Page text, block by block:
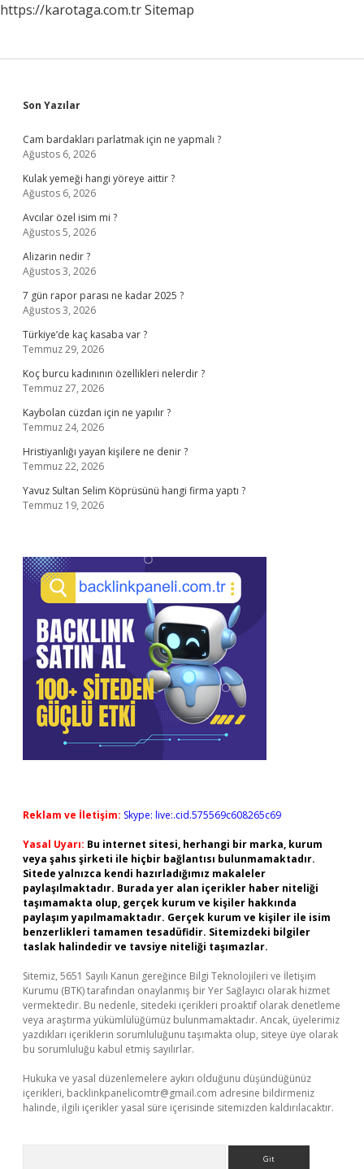
https://karotaga.com.trSitemap
Sidebar
Son Yazılar
Cam bardakları parlatmak için ne yapmalı ?
Ağustos 6, 2026
Kulak yemeği hangi yöreye aittir ?
Ağustos 6, 2026
Avcılar özel isim mi ?
Ağustos 5, 2026
Alizarin nedir ?
Ağustos 3, 2026
7 gün rapor parası ne kadar 2025 ?
Ağustos 3, 2026
Türkiye’de kaç kasaba var ?
Temmuz 29, 2026
Koç burcu kadınının özellikleri nelerdir ?
Temmuz 27, 2026
Kaybolan cüzdan için ne yapılır ?
Temmuz 24, 2026
Hristiyanlığı yayan kişilere ne denir ?
Temmuz 22, 2026
Yavuz Sultan Selim Köprüsünü hangi firma yaptı ?
Temmuz 19, 2026
Reklam ve İletişim: Skype: live:.cid.575569c608265c69
Yasal Uyarı: Bu internet sitesi, herhangi bir marka, kurum
veya şahıs şirketi ile hiçbir bağlantısı bulunmamaktadır.
Sitede yalnızca kendi hazırladığımız makaleler
paylaşılmaktadır. Burada yer alan içerikler haber niteliği
taşımamakta olup, gerçek kurum ve kişiler hakkında
paylaşım yapılmamaktadır. Gerçek kurum ve kişiler ile isim
benzerlikleri tamamen tesadüfidir. Sitemizdeki bilgiler
taslak halindedir ve tavsiye niteliği taşımazlar.
Sitemiz, 5651 Sayılı Kanun gereğince Bilgi Teknolojileri ve İletişim
Kurumu (BTK) tarafından onaylanmış bir Yer Sağlayıcı olarak hizmet
vermektedir. Bu nedenle, sitedeki içerikleri proaktif olarak denetleme
veya araştırma yükümlülüğümüz bulunmamaktadır. Ancak, üyelerimiz
yazdıkları içeriklerin sorumluluğunu taşımakta olup, siteye üye olarak
bu sorumluluğu kabul etmiş sayılırlar.
Hukuka ve yasal düzenlemelere aykırı olduğunu düşündüğünüz
içerikleri, backlinkpanelicomtr@gmail.com adresine bildirmeniz
halinde, ilgili içerikler yasal süre içerisinde sitemizden kaldırılacaktır.